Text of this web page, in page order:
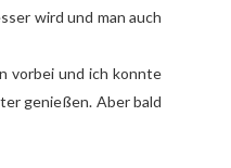
wird und man auch
vorbei und ich konnte
genießen. Aber bald